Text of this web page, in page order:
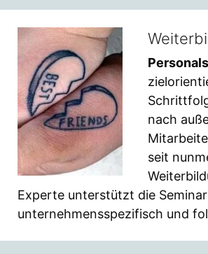
nach
seit
Experte unterstützt die
unternehmensspezifisch und